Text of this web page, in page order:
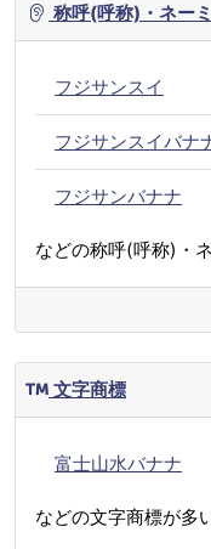
称呼(呼称)・ネー
フジサンスイ
フジサンスイバナ
フジサンバナナ
などの称呼(呼称)・
文字商標
富士山水バナナ
などの文字商標が多